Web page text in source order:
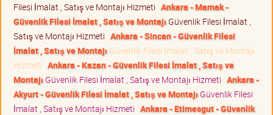
Filesi İmalat , Satış ve Montajı Hizmeti Ankara - Mamak -
Güvenlik Filesi İmalat , Satış ve Montajı Güvenlik Filesi İmalat ,
Satış ve Montajı Hizmeti Ankara - Sincan - Güvenlik Filesi
İmalat , Satış ve Montajı Güvenlik Filesi İmalat , Satış ve Montajı
Hizmeti Ankara - Kazan - Güvenlik Filesi İmalat , Satış ve
Montajı Güvenlik Filesi İmalat , Satış ve Montajı Hizmeti Ankara -
Akyurt - Güvenlik Filesi İmalat , Satış ve Montajı Güvenlik Filesi
İmalat , Satış ve Montajı Hizmeti Ankara - Etimesgut - Güvenlik